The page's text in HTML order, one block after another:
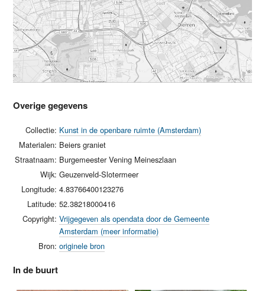
Overige gegevens
Collectie: Kunst in de openbare ruimte (Amsterdam)
Materialen: Beiers graniet
Straatnaam: Burgemeester Vening Meineszlaan
Wijk: Geuzenveld-Slotermeer
Longitude: 4.83766400123276
Latitude: 52.38218000416
Copyright: Vrijgegeven als opendata door de Gemeente
Amsterdam (meer informatie)
Bron: originele bron
In de buurt